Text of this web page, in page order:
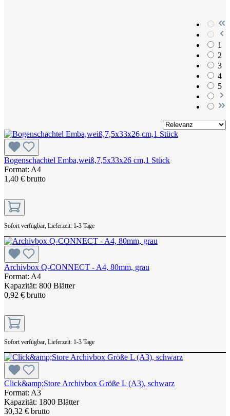
1
2
3
4
5
Bogenschachtel Emba,weiß,7,5x33x26 cm,1 Stück
Format: A4
1,40 € brutto
Sofort verfügbar, Lieferzeit: 1-3 Tage
Archivbox Q-CONNECT - A4, 80mm, grau
Format: A4
Kapazität: 800 Blätter
0,92 € brutto
Sofort verfügbar, Lieferzeit: 1-3 Tage
Click&amp;Store Archivbox Größe L (A3), schwarz
Format: A3
Kapazität: 1800 Blätter
30,32 € brutto